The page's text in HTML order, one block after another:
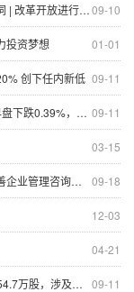
09-10
革开放进行时⑧
01-01
投资梦想
09-11
创下任内新低
09-11
恒泰艾普上涨19.81%
03-15
09-18
构于8月29日调研我司
12-03
04-21
09-11
，涉及股东5名